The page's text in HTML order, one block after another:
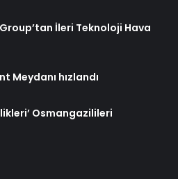
İleri Teknoloji Hava
Meydanı hızlandı
Osmangazilileri